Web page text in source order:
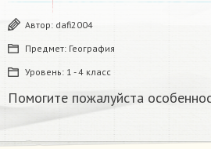
Автор: dafi2004
Предмет: География
Уровень: 1 - 4 класс
Помогите пожалуйста